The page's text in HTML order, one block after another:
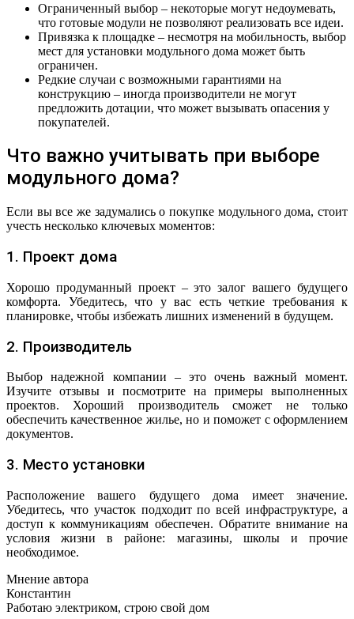
Ограниченный выбор – некоторые могут недоумевать,
что готовые модули не позволяют реализовать все идеи.
Привязка к площадке – несмотря на мобильность, выбор
мест для установки модульного дома может быть
ограничен.
Редкие случаи с возможными гарантиями на
конструкцию – иногда производители не могут
предложить дотации, что может вызывать опасения у
покупателей.
Что важно учитывать при выборе
модульного дома?
Если вы все же задумались о покупке модульного дома, стоит
учесть несколько ключевых моментов:
1. Проект дома
Хорошо продуманный проект – это залог вашего будущего
комфорта. Убедитесь, что у вас есть четкие требования к
планировке, чтобы избежать лишних изменений в будущем.
2. Производитель
Выбор надежной компании – это очень важный момент.
Изучите отзывы и посмотрите на примеры выполненных
проектов. Хороший производитель сможет не только
обеспечить качественное жилье, но и поможет с оформлением
документов.
3. Место установки
Расположение вашего будущего дома имеет значение.
Убедитесь, что участок подходит по всей инфраструктуре, а
доступ к коммуникациям обеспечен. Обратите внимание на
условия жизни в районе: магазины, школы и прочие
необходимое.
Мнение автора
Константин
Работаю электриком, строю свой дом